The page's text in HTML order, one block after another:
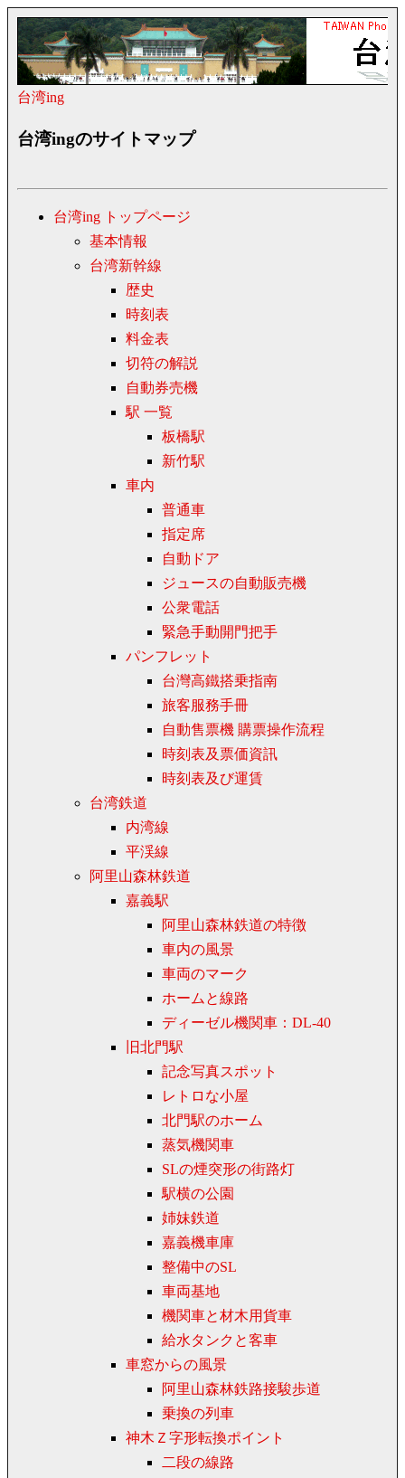
台湾ing
台湾ingのサイトマップ
台湾ing トップページ
基本情報
台湾新幹線
歴史
時刻表
料金表
切符の解説
自動券売機
駅 一覧
板橋駅
新竹駅
車内
普通車
指定席
自動ドア
ジュースの自動販売機
公衆電話
緊急手動開門把手
パンフレット
台灣高鐵搭乗指南
旅客服務手冊
自動售票機 購票操作流程
時刻表及票価資訊
時刻表及び運賃
台湾鉄道
内湾線
平渓線
阿里山森林鉄道
嘉義駅
阿里山森林鉄道の特徴
車内の風景
車両のマーク
ホームと線路
ディーゼル機関車：DL-40
旧北門駅
記念写真スポット
レトロな小屋
北門駅のホーム
蒸気機関車
SLの煙突形の街路灯
駅横の公園
姉妹鉄道
嘉義機車庫
整備中のSL
車両基地
機関車と材木用貨車
給水タンクと客車
車窓からの風景
阿里山森林鉄路接駿歩道
乗換の列車
神木Ｚ字形転換ポイント
二段の線路